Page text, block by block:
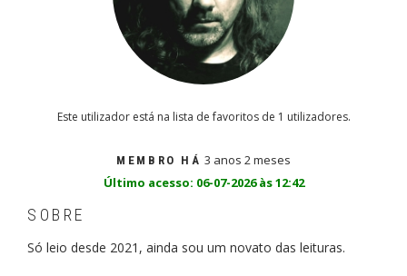
Este utilizador está na lista de favoritos de 1 utilizadores.
MEMBRO HÁ 3 anos 2 meses
Último acesso: 06-07-2026 às 12:42
SOBRE
Só leio desde 2021, ainda sou um novato das leituras.